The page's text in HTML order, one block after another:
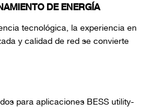
DE ENERGÍA
tecnológica, la experiencia en
y calidad de red se convierte
para aplicaciones BESS utility-